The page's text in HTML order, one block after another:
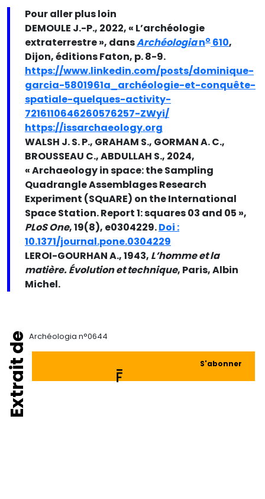
Pour aller plus loin
DEMOULE J.-P., 2022, « L’archéologie
extraterrestre », dansArchéologiano 610,
Dijon, éditions Faton, p. 8-9.
https://www.linkedin.com/posts/dominique-
garcia-5801961a_archéologie-et-conquête-
spatiale-quelques-activity-
7216110646260576257-ZWyi/
https://issarchaeology.org
WALSH J. S. P., GRAHAM S., GORMAN A. C.,
BROUSSEAU C., ABDULLAH S., 2024,
« Archaeology in space: the Sampling
Quadrangle Assemblages Research
Experiment (SQuARE) on the International
Space Station. Report 1: squares 03 and 05 »,
PLoS One, 19(8), e0304229.Doi :
10.1371/journal.pone.0304229
LEROI-GOURHAN A., 1943, L’homme et la
matière. Évolution et technique, Paris, Albin
Michel.
Extrait de Archéologia n°0644
S'abonner